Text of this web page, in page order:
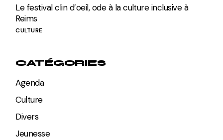
Le festival clin d’oeil, ode à la culture inclusive à
Reims
CULTURE
CATÉGORIES
Agenda
Culture
Divers
Jeunesse